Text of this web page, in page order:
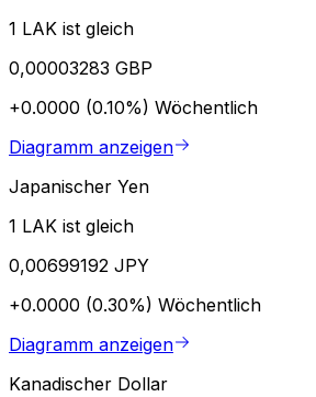
1 LAK ist gleich
0,00003283 GBP
+0.0000 (0.10%) Wöchentlich
Diagramm anzeigen
Japanischer Yen
1 LAK ist gleich
0,00699192 JPY
+0.0000 (0.30%) Wöchentlich
Diagramm anzeigen
Kanadischer Dollar